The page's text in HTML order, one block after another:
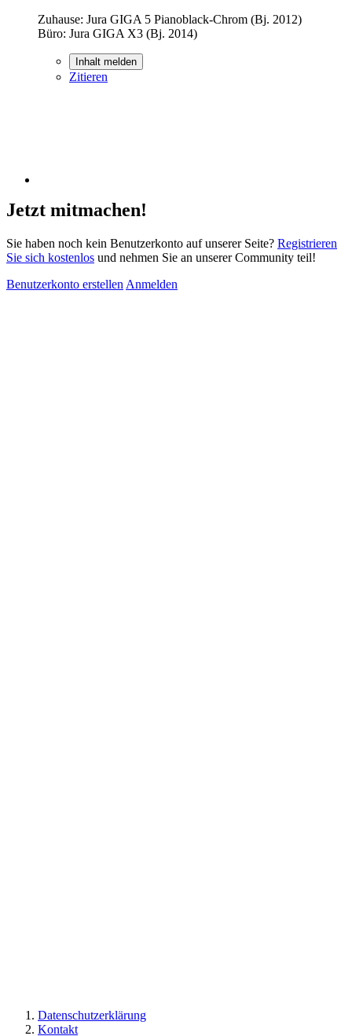
Zuhause: Jura GIGA 5 Pianoblack-Chrom (Bj. 2012)
Büro: Jura GIGA X3 (Bj. 2014)
Inhalt melden
Zitieren
Jetzt mitmachen!
Sie haben noch kein Benutzerkonto auf unserer Seite? Registrieren
Sie sich kostenlos und nehmen Sie an unserer Community teil!
Benutzerkonto erstellen Anmelden
Datenschutzerklärung
Kontakt